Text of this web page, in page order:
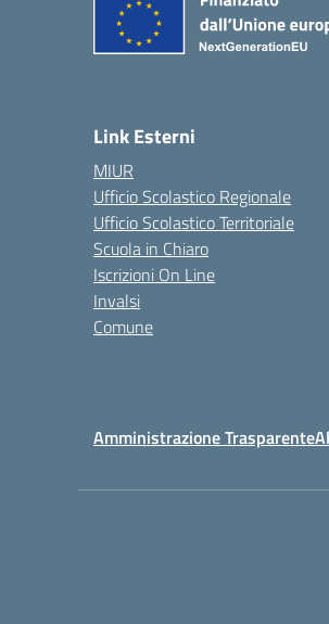
Link Esterni
MIUR
Ufficio Scolastico Regionale
Ufficio Scolastico Territoriale
Scuola in Chiaro
Iscrizioni On Line
Invalsi
Comune
Amministrazione Trasparente